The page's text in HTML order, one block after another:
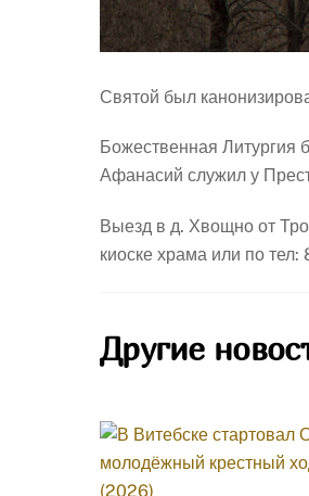
Святой был
Божественная Литургия
Афанасий служил у
Выезд в д. Хвощно от
киоске храма или по
Другие